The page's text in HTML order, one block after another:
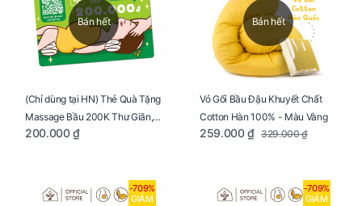
Bán hết
(Chỉ dùng tại HN) Thẻ Quà Tặng
Massage Bầu 200K Thư Giãn,
Tăng Tuần Hoàn Máu, Ngủ
200.000 ₫
Bán hết
Vỏ Gối Bầu Đậu Khuyết Chất
Cotton Hàn 100% - Màu Vàng
259.000 ₫ 329.000 ₫
-709%
GIẢM
-709%
GIẢM